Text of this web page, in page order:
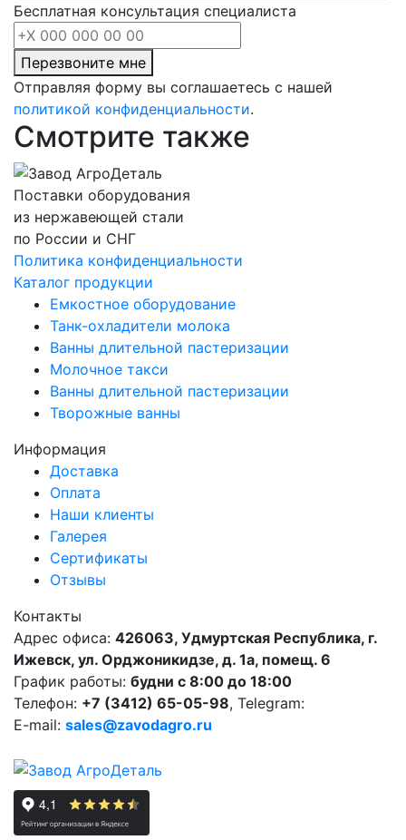
Бесплатная консультация специалиста
Перезвоните мне
Отправляя форму вы соглашаетесь с нашей
политикой конфиденциальности.
Смотрите также
Поставки оборудования
из нержавеющей стали
по России и СНГ
Политика конфиденциальности
Каталог продукции
Емкостное оборудование
Танк-охладители молока
Ванны длительной пастеризации
Молочное такси
Ванны длительной пастеризации
Творожные ванны
Информация
Доставка
Оплата
Наши клиенты
Галерея
Сертификаты
Отзывы
Контакты
Адрес офиса: 426063, Удмуртская Республика, г.
Ижевск, ул. Орджоникидзе, д. 1а, помещ. 6
График работы: будни с 8:00 до 18:00
Телефон: +7 (3412) 65-05-98, Telegram:
E-mail: sales@zavodagro.ru